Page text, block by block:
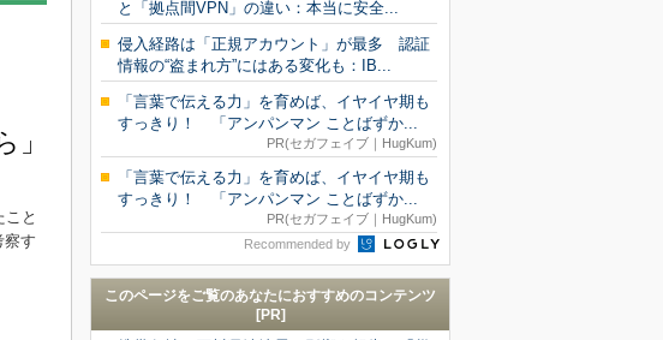
と
察す
と「拠点間VPN」の違い：本当に安全...
侵入経路は「正規アカウント」が最多 認証
情報の“盗まれ方”にはある変化も：IB...
「言葉で伝える力」を育めば、イヤイヤ期も
すっきり！ 「アンパンマン ことばずか...
PR(セガフェイブ｜HugKum)
「言葉で伝える力」を育めば、イヤイヤ期も
すっきり！ 「アンパンマン ことばずか...
PR(セガフェイブ｜HugKum)
Recommended by
このページをご覧のあなたにおすすめのコンテンツ
[PR]